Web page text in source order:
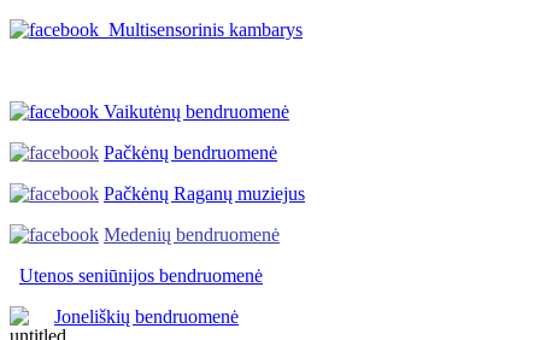
Multisensorinis kambarys
Vaikutėnų bendruomenė
Pačkėnų bendruomenė
Pačkėnų Raganų muziejus
Medenių bendruomenė
Utenos seniūnijos bendruomenė
Joneliškių bendruomenė